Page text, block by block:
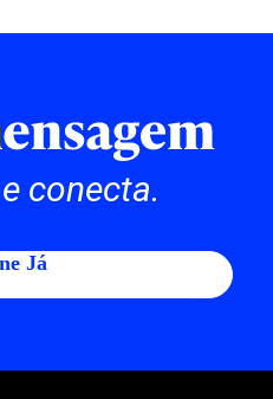
conecta.
Já